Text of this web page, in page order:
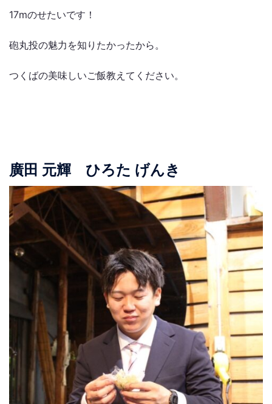
17mのせたいです！
砲丸投の魅力を知りたかったから。
つくばの美味しいご飯教えてください。
廣田 元輝 ひろた げんき